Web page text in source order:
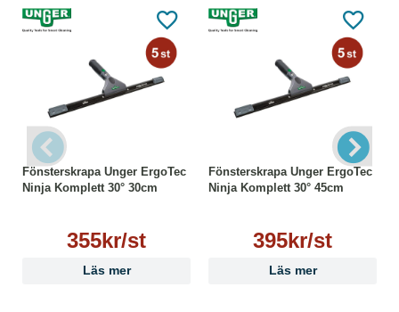
Fönsterskrapa Unger ErgoTec
Ninja Komplett 30° 30cm
355kr/st
Läs mer
Fönsterskrapa Unger ErgoTec
Ninja Komplett 30° 45cm
395kr/st
Läs mer